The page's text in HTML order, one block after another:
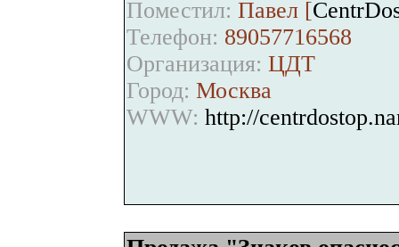
Поместил: Павел [
Телефон: 89057716568
Организация: ЦДТ
Город: Москва
WWW: http://